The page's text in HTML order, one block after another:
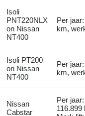
Isoli
PNT220NLX
on Nissan
NT400
Per
km,
Isoli PT200
on Nissan
NT400
Per
km,
Nissan
Cabstar
Per